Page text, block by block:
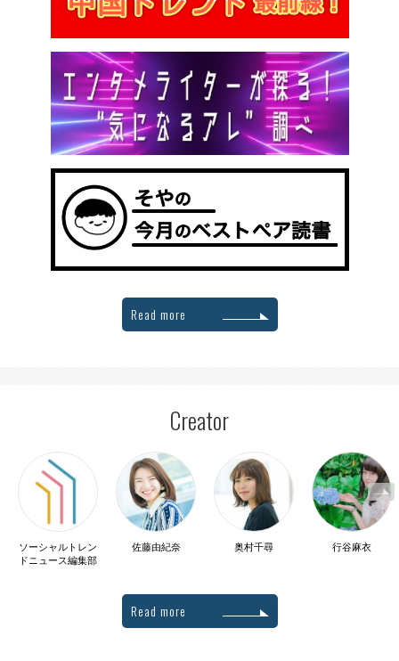
Read more
Creator
ソーシャルトレン
ドニュース編集部
佐藤由紀奈 奥村千尋 行谷麻衣
Read more